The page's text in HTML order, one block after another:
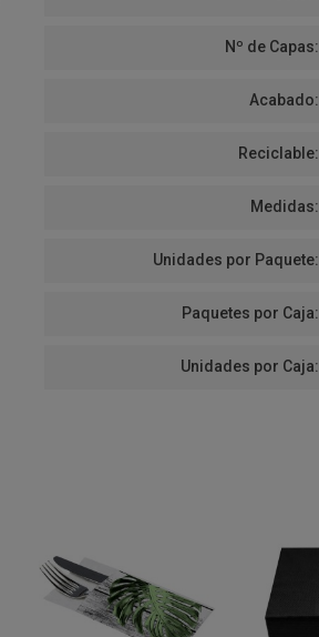
Nº de Capas:
Acabado:
Reciclable:
Medidas:
Unidades por Paquete:
Paquetes por Caja:
Unidades por Caja: